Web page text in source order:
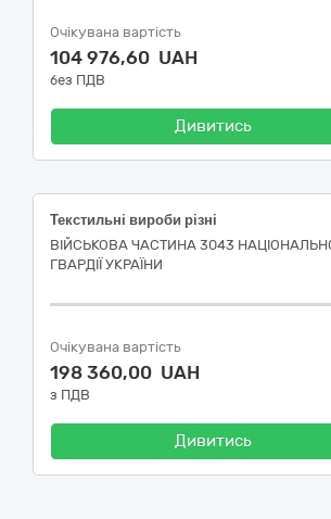
Очікувана вартість
104 976,60 UAH
без ПДВ
Дивитись
Текстильні вироби різні
ВІЙСЬКОВА ЧАСТИНА 3043
ГВАРДІЇ УКРАЇНИ
Очікувана вартість
198 360,00 UAH
з ПДВ
Дивитись